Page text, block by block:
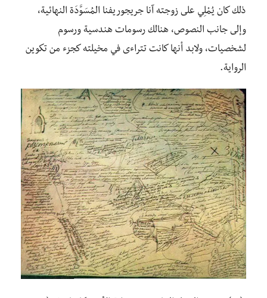
ذلك كان يُمْلِي على زوجته آنا جريجوريفنا المُسَوَّدَة النهائية،
وإلى جانب النصوص، هنالك رسومات هندسية ورسوم
لشخصيات، ولابد أنها كانت تتراءى في مخيلته كجزء من تكوين
الرواية.